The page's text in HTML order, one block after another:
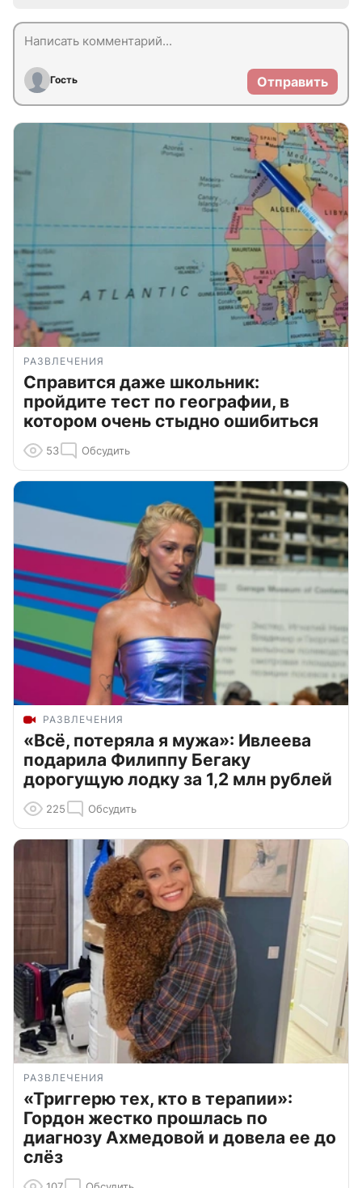
Гость Отправить
РАЗВЛЕЧЕНИЯ
Справится даже школьник:
пройдите тест по географии, в
котором очень стыдно ошибиться
53 Обсудить
РАЗВЛЕЧЕНИЯ
«Всё, потеряла я мужа»: Ивлеева
подарила Филиппу Бегаку
дорогущую лодку за 1,2 млн рублей
225 Обсудить
РАЗВЛЕЧЕНИЯ
«Триггерю тех, кто в терапии»:
Гордон жестко прошлась по
диагнозу Ахмедовой и довела ее до
слёз